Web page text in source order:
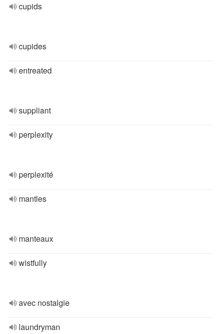
cupids
cupides
entreated
suppliant
perplexity
perplexité
mantles
manteaux
wistfully
avec nostalgie
laundryman